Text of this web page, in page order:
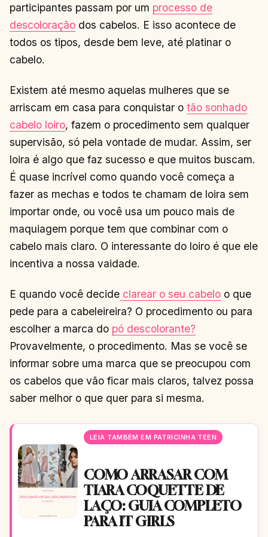
participantes passam por um processo de
descoloração dos cabelos. E isso acontece de
todos os tipos, desde bem leve, até platinar o
cabelo.
Existem até mesmo aquelas mulheres que se
arriscam em casa para conquistar o tão sonhado
cabelo loiro, fazem o procedimento sem qualquer
supervisão, só pela vontade de mudar. Assim, ser
loira é algo que faz sucesso e que muitos buscam.
É quase incrível como quando você começa a
fazer as mechas e todos te chamam de loira sem
importar onde, ou você usa um pouco mais de
maquiagem porque tem que combinar com o
cabelo mais claro. O interessante do loiro é que ele
incentiva a nossa vaidade.
E quando você decide clarear o seu cabelo o que
pede para a cabeleireira? O procedimento ou para
escolher a marca do pó descolorante?
Provavelmente, o procedimento. Mas se você se
informar sobre uma marca que se preocupou com
os cabelos que vão ficar mais claros, talvez possa
saber melhor o que quer para si mesma.
LEIA TAMBÉM EM PATRICINHA TEEN
COMO ARRASAR COM
TIARA COQUETTE DE
LAÇO: GUIA COMPLETO
PARA IT GIRLS